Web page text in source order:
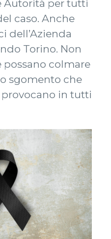
Autorità per tutti
caso. Anche
dell’Azienda
Torino. Non
possano colmare
sgomento che
in tutti